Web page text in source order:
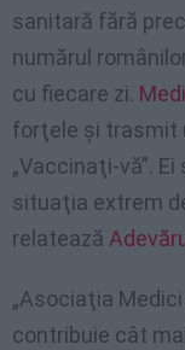
sanitară fără
numărul
cu fiecare zi.
forţele şi trasmit
„Vaccinaţi-vă”.
situaţia extrem
relatează
„Asociaţia
contribuie cât